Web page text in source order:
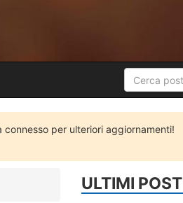
connesso per ulteriori aggiornamenti!
ULTIMI POST